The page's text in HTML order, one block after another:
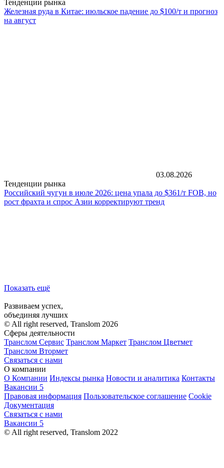
Тенденции рынка
Железная руда в Китае: июльское падение до $100/т и прогноз
на август
03.08.2026
Тенденции рынка
Российский чугун в июле 2026: цена упала до $361/т FOB, но
рост фрахта и спрос Азии корректируют тренд
Показать ещё
Развиваем успех,
объединяя лучших
© All right reserved, Translom 2026
Сферы деятельности
Транслом Сервис Транслом Маркет Транслом Цветмет
Транслом Втормет
Связаться с нами
О компании
О Компании Индексы рынка Новости и аналитика Контакты
Вакансии 5
Правовая информация Пользовательское соглашение Cookie
Документация
Связаться с нами
Вакансии 5
© All right reserved, Translom 2022